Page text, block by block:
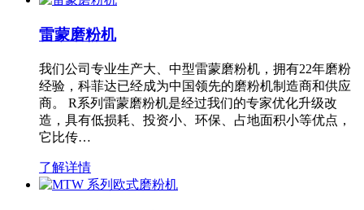
雷蒙磨粉机
我们公司专业生产大、中型雷蒙磨粉机，拥有22年磨粉
经验，科菲达已经成为中国领先的磨粉机制造商和供应
商。 R系列雷蒙磨粉机是经过我们的专家优化升级改
造，具有低损耗、投资小、环保、占地面积小等优点，
它比传…
了解详情